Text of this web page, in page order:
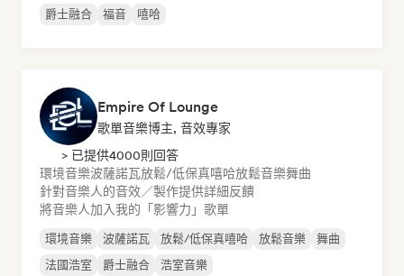
爵士融合
福音 嘻哈
Empire Of Lounge
歌單音樂博主, 音效專家
> 已提供4000則回答
環境音樂波薩諾瓦放鬆/低保真嘻哈放鬆音樂舞曲
針對音樂人的音效／製作提供詳細反饋
將音樂人加入我的「影響力」歌單
環境音樂 波薩諾瓦 放鬆/低保真嘻哈 放鬆音樂
舞曲
法國浩室
爵士融合 浩室音樂